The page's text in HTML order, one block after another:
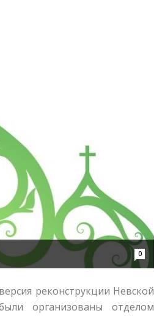
0
реконструкции Невской
организованы отделом